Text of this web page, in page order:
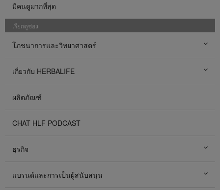
มีคนดูมากที่สุด
เรียกดูช่อง
โภชนาการและวิทยาศาสตร์
เกี่ยวกับ HERBALIFE
ผลิตภัณฑ์
CHAT HLF PODCAST
ธุรกิจ
แบรนด์และการเป็นผู้สนับสนุน